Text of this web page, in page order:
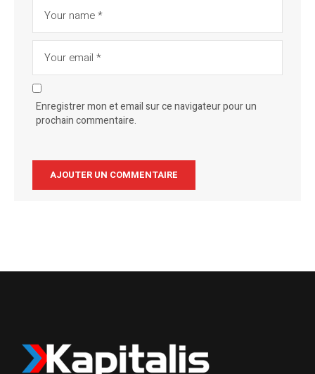
Enregistrer mon et email sur ce navigateur pour un
prochain commentaire.